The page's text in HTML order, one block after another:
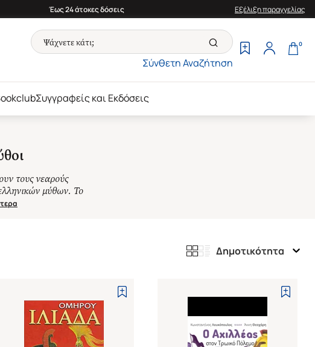
Έως 24 άτοκες δόσεις Εξέλιξη παραγγελίας
Σύνθετη Αναζήτηση
0
Συγγραφείς και Εκδόσεις
τους νεαρούς
μύθων. Το
Δημοτικότητα